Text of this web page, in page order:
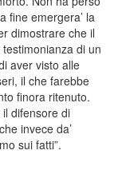
fine emergera’ la
dimostrare che il
di un
aver visto alle
il che farebbe
finora ritenuto.
il difensore di
invece da’
sui fatti”.